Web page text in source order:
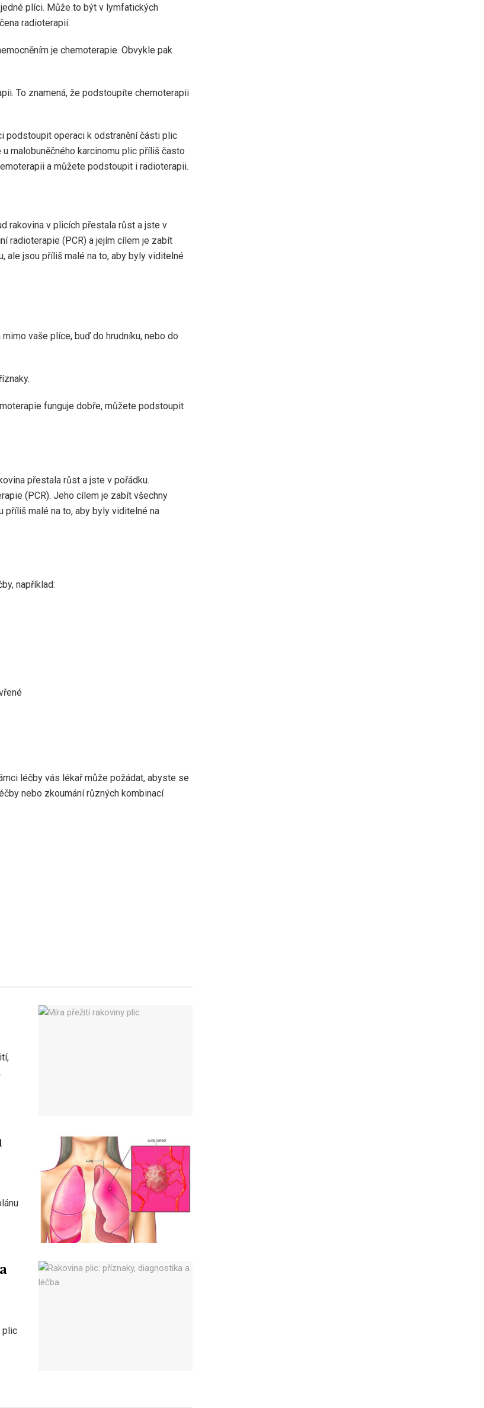
plíci. Může to být v lymfatických
radioterapií.
je chemoterapie. Obvykle pak
To znamená, že podstoupíte chemoterapii
podstoupit operaci k odstranění části plic
malobuněčného karcinomu plic příliš často
a můžete podstoupit i radioterapii.
rakovina v plicích přestala růst a jste v
radioterapie (PCR) a jejím cílem je zabít
ale jsou příliš malé na to, aby byly viditelné
vaše plíce, buď do hrudníku, nebo do
funguje dobře, můžete podstoupit
přestala růst a jste v pořádku.
(PCR). Jeho cílem je zabít všechny
příliš malé na to, aby byly viditelné na
například:
léčby vás lékař může požádat, abyste se
nebo zkoumání různých kombinací
plic